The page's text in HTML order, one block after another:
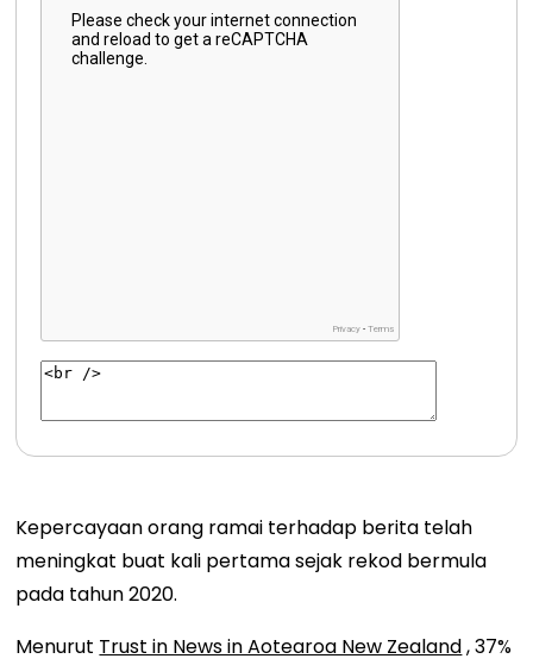
Kepercayaan orang ramai terhadap berita telah
meningkat buat kali pertama sejak rekod bermula
pada tahun 2020.
Menurut Trust in News in Aotearoa New Zealand, 37%